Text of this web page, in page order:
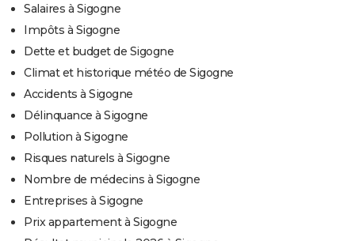
Salaires à Sigogne
Impôts à Sigogne
Dette et budget de Sigogne
Climat et historique météo de Sigogne
Accidents à Sigogne
Délinquance à Sigogne
Pollution à Sigogne
Risques naturels à Sigogne
Nombre de médecins à Sigogne
Entreprises à Sigogne
Prix appartement à Sigogne